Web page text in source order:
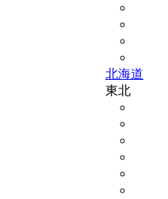
北海道
東北